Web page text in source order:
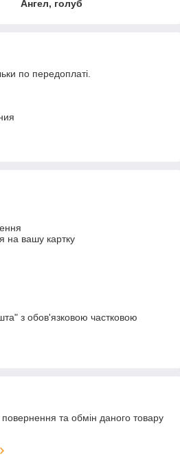
Ангел, голуб
по передоплаті.
на вашу картку
з обов'язковою частковою
та обмін даного товару